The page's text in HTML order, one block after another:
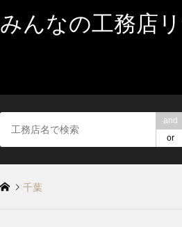
みんなの工務店
and
or
千葉